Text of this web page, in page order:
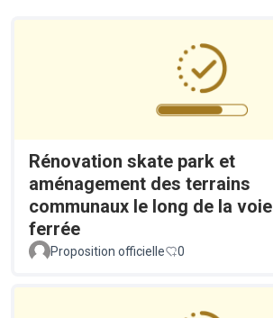
Rénovation skate park et
aménagement des terrains
communaux le long de la voie
ferrée
Proposition officielle 0